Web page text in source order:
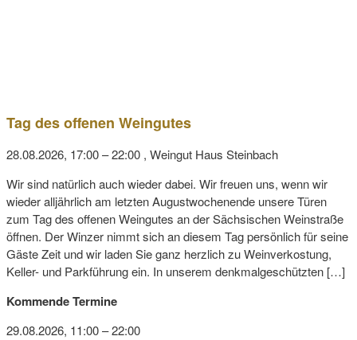
Tag des offenen Weingutes
28.08.2026, 17:00–22:00 , Weingut Haus Steinbach
Wir sind natürlich auch wieder dabei. Wir freuen uns, wenn wir
wieder alljährlich am letzten Augustwochenende unsere Türen
zum Tag des offenen Weingutes an der Sächsischen Weinstraße
öffnen. Der Winzer nimmt sich an diesem Tag persönlich für seine
Gäste Zeit und wir laden Sie ganz herzlich zu Weinverkostung,
Keller- und Parkführung ein. In unserem denkmalgeschützten […]
Kommende Termine
29.08.2026, 11:00–22:00